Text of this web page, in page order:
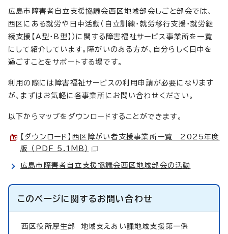
広島市障害者自立支援協議会西区地域部会しごと部会では、
西区にある就労や日中活動（自立訓練・就労移行支援・就労継
続支援【A型・B型】）に関する障害福祉サービス事業所を一覧
にして紹介しています。障がいのある方が、自分らしく日中を
過ごすことをサポートする場です。
利用の際には障害福祉サービスの利用申請が必要になります
が、まずはお気軽に各事業所にお問い合わせください。
以下からマップをダウンロードすることができます。
【ダウンロード】西区障がい者支援事業所一覧 2025年度
版 （PDF 5.1MB）
広島市障害者自立支援協議会西区地域部会の活動
このページに関するお問い合わせ
西区役所厚生部 地域支えあい課地域支援第一係